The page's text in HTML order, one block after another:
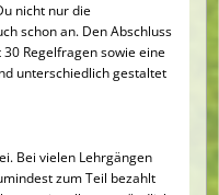
nicht nur die
schon an. Den Abschluss
Regelfragen sowie eine
unterschiedlich gestaltet
Bei vielen Lehrgängen
zum Teil bezahlt